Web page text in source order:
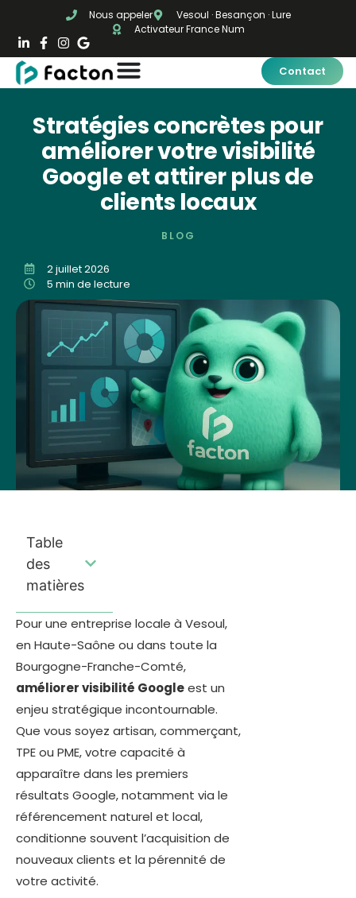
Nous appeler
Vesoul · Besançon · Lure
Activateur France Num
Contact
Stratégies concrètes pour
améliorer votre visibilité
Google et attirer plus de
clients locaux
BLOG
2 juillet 2026
5 min de lecture
Pour une entreprise locale à Vesoul,
en Haute-Saône ou dans toute la
Bourgogne-Franche-Comté,
améliorer visibilité Googleest un
enjeu stratégique incontournable.
Que vous soyez artisan, commerçant,
TPE ou PME, votre capacité à
apparaître dans les premiers
résultats Google, notamment via le
référencement naturel et local,
conditionne souvent l’acquisition de
nouveaux clients et la pérennité de
votre activité.
Table
des
matières